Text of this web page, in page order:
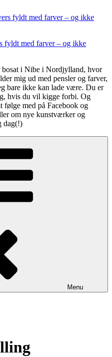
fyldt med farver – og ikke
bosat i Nibe i Nordjylland, hvor
mig ud med pensler og farver,
bare ikke kan lade være. Du er
hvis du vil kigge forbi. Og
følge med på Facebook og
om nye kunstværker og
dag(!)
Menu